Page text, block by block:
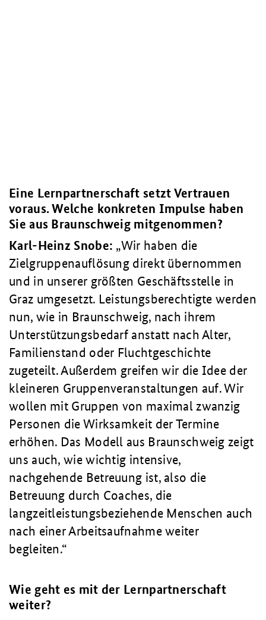
Eine Lernpartnerschaft setzt Vertrauen
voraus. Welche konkreten Impulse haben
Sie aus Braunschweig mitgenommen?
Karl-Heinz Snobe: Wir haben die
Zielgruppenauflösung direkt übernommen
und in unserer größten Geschäftsstelle in
Graz umgesetzt. Leistungsberechtigte werden
nun, wie in Braunschweig, nach ihrem
Unterstützungsbedarf anstatt nach Alter,
Familienstand oder Fluchtgeschichte
zugeteilt. Außerdem greifen wir die Idee der
kleineren Gruppenveranstaltungen auf. Wir
wollen mit Gruppen von maximal zwanzig
Personen die Wirksamkeit der Termine
erhöhen. Das Modell aus Braunschweig zeigt
uns auch, wie wichtig intensive,
nachgehende Betreuung ist, also die
Betreuung durch Coaches, die
langzeitleistungsbeziehende Menschen auch
nach einer Arbeitsaufnahme weiter
begleiten.
Wie geht es mit der Lernpartnerschaft
weiter?